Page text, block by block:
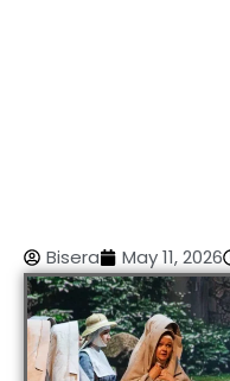
Bisera May 11, 2026